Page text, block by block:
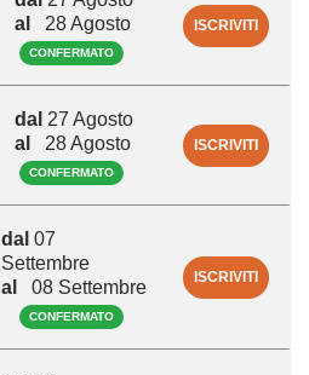
al
28 Agosto
CONFERMATO
ISCRIVITI
dal 27 Agosto
al
28 Agosto
CONFERMATO
ISCRIVITI
dal 07
Settembre
al
08 Settembre
CONFERMATO
ISCRIVITI